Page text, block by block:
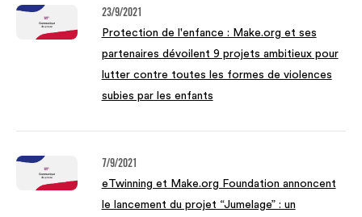
23/9/2021
Protection de l'enfance : Make.org et ses
partenaires dévoilent 9 projets ambitieux pour
lutter contre toutes les formes de violences
subies par les enfants
7/9/2021
eTwinning et Make.org Foundation annoncent
le lancement du projet “Jumelage” : un